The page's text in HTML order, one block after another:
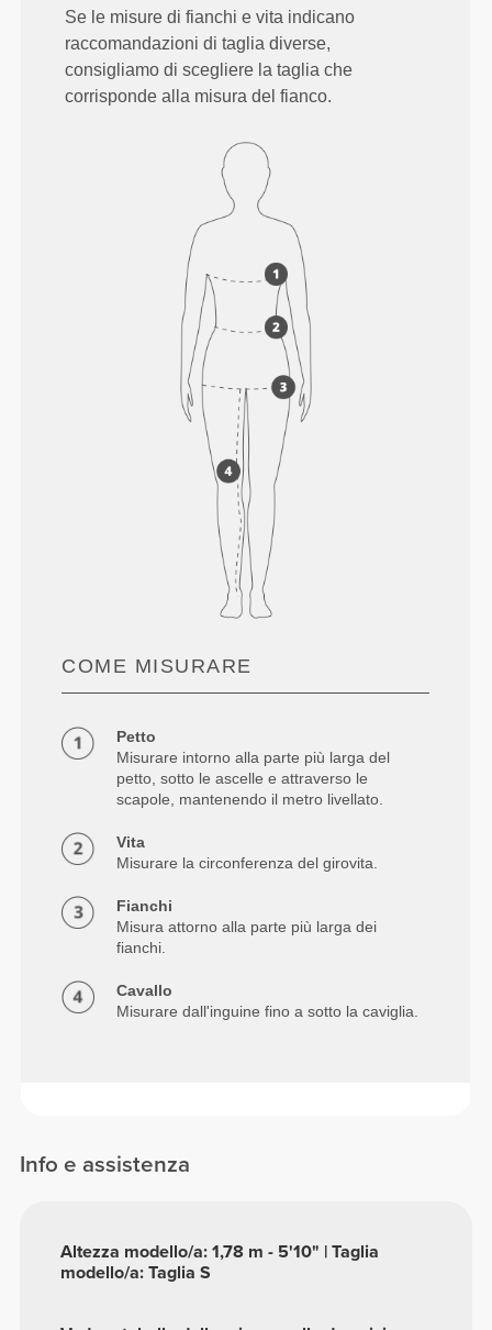
Se le misure di fianchi e vita indicano
raccomandazioni di taglia diverse,
consigliamo di scegliere la taglia che
corrisponde alla misura del fianco.
COME MISURARE
Petto
Misurare intorno alla parte più larga del
petto, sotto le ascelle e attraverso le
scapole, mantenendo il metro livellato.
Vita
Misurare la circonferenza del girovita.
Fianchi
Misura attorno alla parte più larga dei
fianchi.
Cavallo
Misurare dall'inguine fino a sotto la caviglia.
Info e assistenza
Altezza modello/a: 1,78 m - 5'10" | Taglia
modello/a: Taglia S